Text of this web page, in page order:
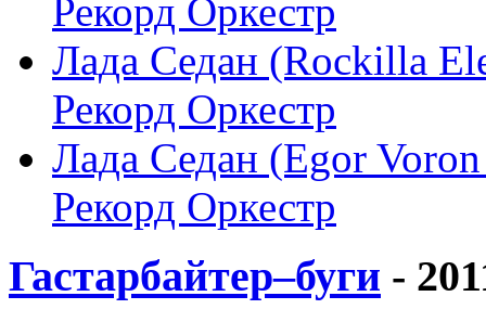
Рекорд Оркестр
Лада Седан (Rockilla
Рекорд Оркестр
Лада Седан (Egor
Рекорд Оркестр
Гастарбайтер–буги -